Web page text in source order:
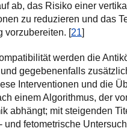
ab, das Risiko einer
zu reduzieren und das
vorzubereiten. [21]
werden die
gegebenenfalls
Interventionen und die
einem Algorithmus, der
abhängt; mit steigenden
und fetometrische